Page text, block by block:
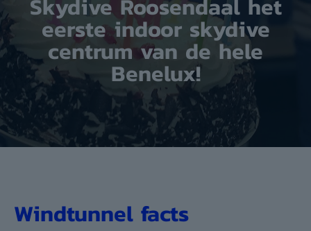
Skydive Roosendaal het
eerste indoor skydive
centrum van de hele
Benelux!
Windtunnel facts